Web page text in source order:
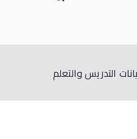
التدريس والتعلم